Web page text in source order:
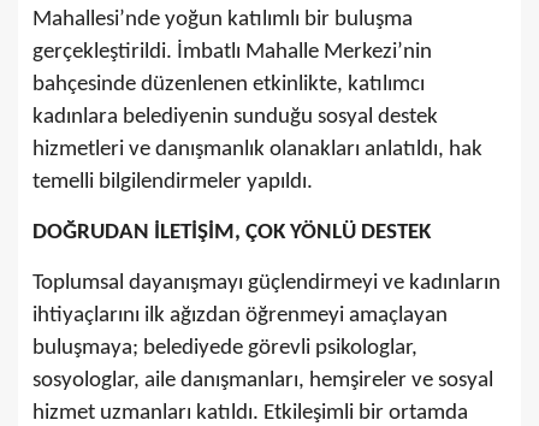
Mahallesi’nde yoğun katılımlı bir buluşma
gerçekleştirildi. İmbatlı Mahalle Merkezi’nin
bahçesinde düzenlenen etkinlikte, katılımcı
kadınlara belediyenin sunduğu sosyal destek
hizmetleri ve danışmanlık olanakları anlatıldı, hak
temelli bilgilendirmeler yapıldı.
DOĞRUDAN İLETİŞİM, ÇOK YÖNLÜ DESTEK
Toplumsal dayanışmayı güçlendirmeyi ve kadınların
ihtiyaçlarını ilk ağızdan öğrenmeyi amaçlayan
buluşmaya; belediyede görevli psikologlar,
sosyologlar, aile danışmanları, hemşireler ve sosyal
hizmet uzmanları katıldı. Etkileşimli bir ortamda